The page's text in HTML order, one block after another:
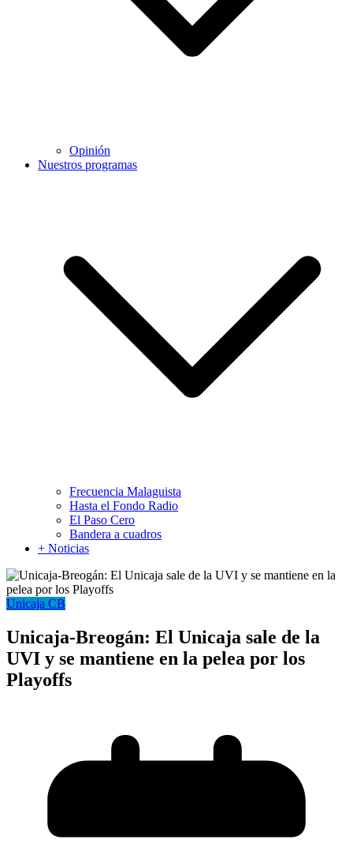
Opinión
Nuestros programas
Frecuencia Malaguista
Hasta el Fondo Radio
El Paso Cero
Bandera a cuadros
+ Noticias
Unicaja CB
Unicaja-Breogán: El Unicaja sale de la
UVI y se mantiene en la pelea por los
Playoffs